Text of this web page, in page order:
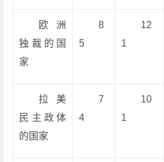
欧洲
独裁的国
家
8
5
12
1
拉美
民主政体
的国家
7
4
10
1